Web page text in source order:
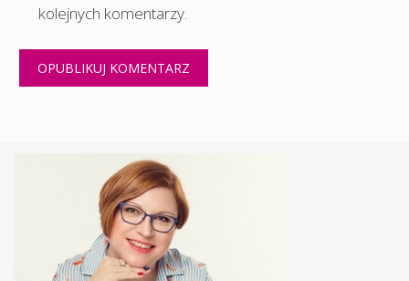
kolejnych komentarzy.